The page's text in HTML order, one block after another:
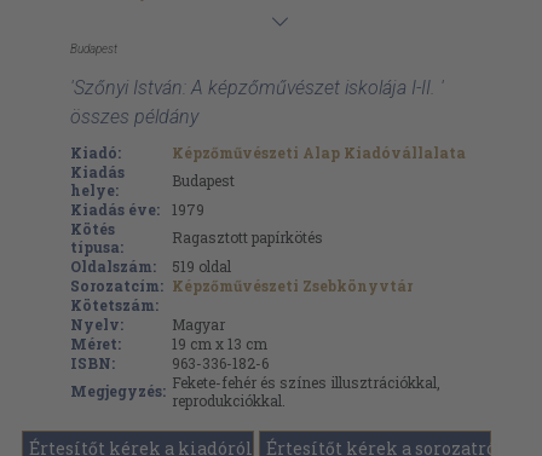
Budapest
'Szőnyi István: A képzőművészet iskolája I-II. '
összes példány
Kiadó:
Képzőművészeti Alap Kiadóvállalata
Kiadás
helye:
Budapest
Kiadás éve:
1979
Kötés
típusa:
Ragasztott papírkötés
Oldalszám:
519 oldal
Sorozatcím: Képzőművészeti Zsebkönyvtár
Kötetszám:
Nyelv:
Magyar
Méret:
19 cm x 13 cm
ISBN:
963-336-182-6
Megjegyzés: Fekete-fehér és színes illusztrációkkal,
reprodukciókkal.
Értesítőt kérek a kiadóról Értesítőt kérek a sorozatról